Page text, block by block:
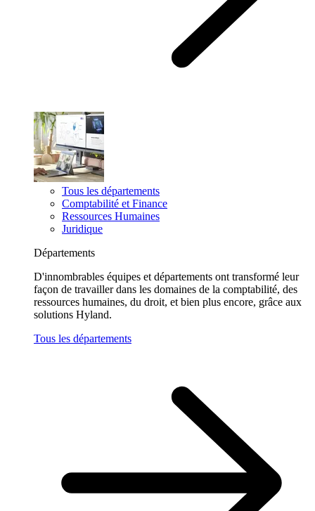
Tous les départements
Comptabilité et Finance
Ressources Humaines
Juridique
Départements
D'innombrables équipes et départements ont transformé leur
façon de travailler dans les domaines de la comptabilité, des
ressources humaines, du droit, et bien plus encore, grâce aux
solutions Hyland.
Tous les départements